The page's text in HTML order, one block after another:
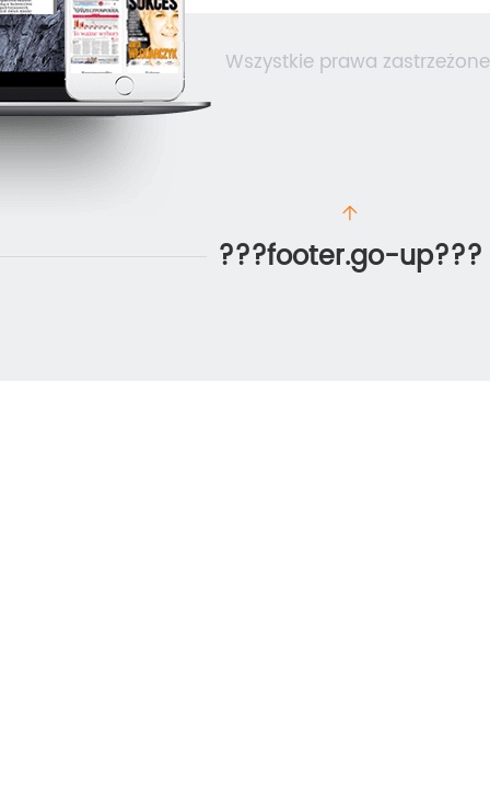
Wszystkie prawa
???footer.go-up???